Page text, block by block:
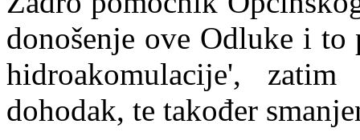
donošenje ove Odluke i to
hidroakomulacije',
dohodak, te također